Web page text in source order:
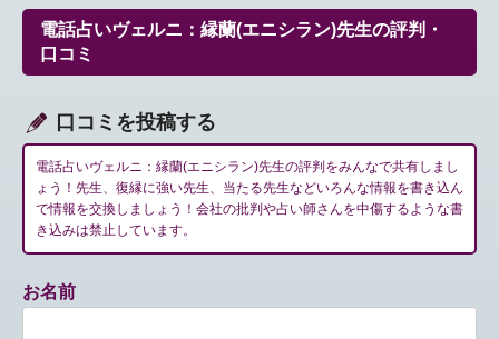
シ
ョ
ン
電話占いヴェルニ：縁蘭(エニシラン)先生の評判・
口コミ
口コミを投稿する
電話占いヴェルニ：縁蘭(エニシラン)先生の評判をみんなで共有しまし
ょう！先生、復縁に強い先生、当たる先生などいろんな情報を書き込ん
で情報を交換しましょう！会社の批判や占い師さんを中傷するような書
き込みは禁止しています。
お名前